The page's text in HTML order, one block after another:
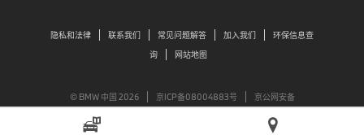
隐私和法律 联系我们 常见问题解答 加入我们
环保信息查
询
网站地图
© BMW 中国 2026 京ICP备08004883号
京公网安备